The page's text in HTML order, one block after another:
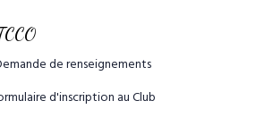
de renseignements
d'inscription au Club